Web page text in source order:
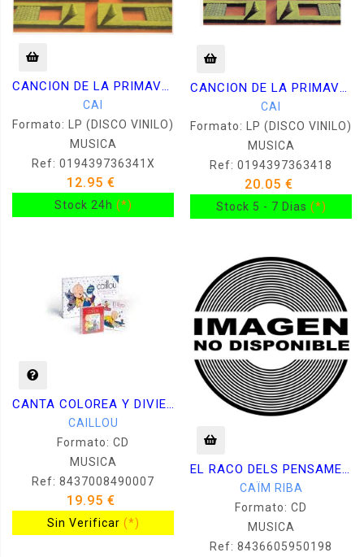
CANCION DE LA PRIMAVERA -VINILO ***CARPETA ARRUGADA-
CAI
Formato: LP (DISCO VINILO)
MUSICA
Ref: 019439736341X
12.95 €
Stock 24h (*)
CANCION DE LA PRIMAVERA -VINILO-
CAI
Formato: LP (DISCO VINILO)
MUSICA
Ref: 0194397363418
20.05 €
Stock 5 - 7 Dias (*)
CANTA COLOREA Y DIVIERTETE
CAILLOU
Formato: CD
MUSICA
Ref: 8437008490007
19.95 €
Sin Verificar (*)
EL RACO DELS PENSAMENTS -CD
CAÏM RIBA
Formato: CD
MUSICA
Ref: 8436605950198